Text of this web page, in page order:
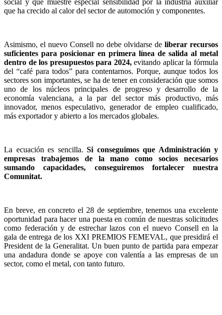
social y que muestre especial sensibilidad por la industria auxiliar
que ha crecido al calor del sector de automoción y componentes.
Asimismo, el nuevo Consell no debe olvidarse de liberar recursos
suficientes para posicionar en primera línea de salida al metal
dentro de los presupuestos para 2024,evitando aplicar la fórmula
del “café para todos” para contentarnos. Porque, aunque todos los
sectores son importantes, se ha de tener en consideración que somos
uno de los núcleos principales de progreso y desarrollo de la
economía valenciana, a la par del sector más productivo, más
innovador, menos especulativo, generador de empleo cualificado,
más exportador y abierto a los mercados globales.
La ecuación es sencilla. Si conseguimos que Administración y
empresas trabajemos de la mano como socios necesarios
sumando capacidades, conseguiremos fortalecer nuestra
Comunitat.
En breve, en concreto el 28 de septiembre, tenemos una excelente
oportunidad para hacer una puesta en común de nuestras solicitudes
como federación y de estrechar lazos con el nuevo Consell en la
gala de entrega de los XXI PREMIOS FEMEVAL, que presidirá el
President de la Generalitat. Un buen punto de partida para empezar
una andadura donde se apoye con valentía a las empresas de un
sector, como el metal, con tanto futuro.